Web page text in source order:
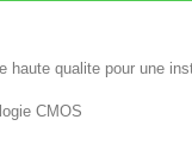
haute qualite pour une
CMOS